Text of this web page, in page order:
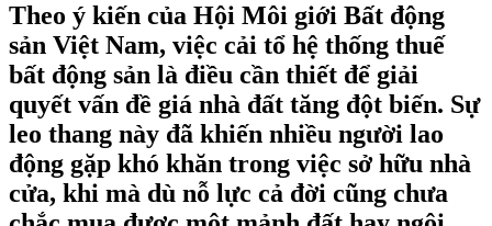
Theo ý kiến của Hội Môi giới Bất động
sản Việt Nam, việc cải tổ hệ thống thuế
bất động sản là điều cần thiết để giải
quyết vấn đề giá nhà đất tăng đột biến. Sự
leo thang này đã khiến nhiều người lao
động gặp khó khăn trong việc sở hữu nhà
cửa, khi mà dù nỗ lực cả đời cũng chưa